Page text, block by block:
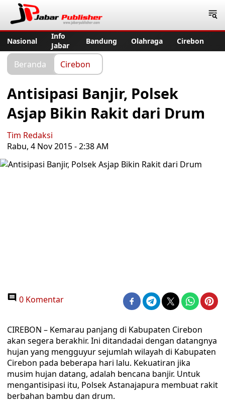
Nasional
Info
Jabar
Bandung Olahraga Cirebon
Beranda Cirebon
Antisipasi Banjir, Polsek
Asjap Bikin Rakit dari Drum
Tim Redaksi
Rabu, 4 Nov 2015 - 2:38 AM
0 Komentar
CIREBON – Kemarau panjang di Kabupaten Cirebon
akan segera berakhir. Ini ditandadai dengan datangnya
hujan yang mengguyur sejumlah wilayah di Kabupaten
Cirebon pada beberapa hari lalu. Kekuatiran jika
musim hujan datang, adalah bencana banjir. Untuk
mengantisipasi itu, Polsek Astanajapura membuat rakit
berbahan bambu dan drum.